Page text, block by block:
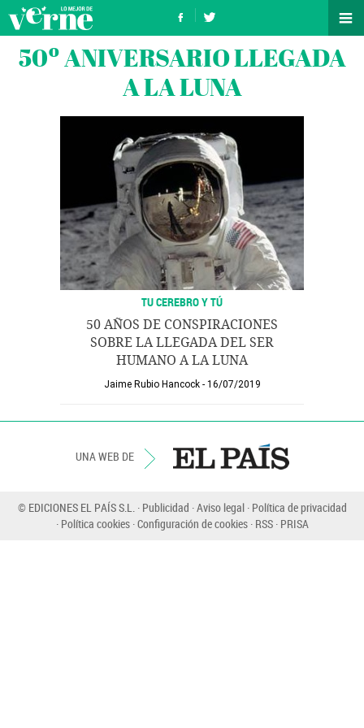
50º ANIVERSARIO LLEGADA
A LA LUNA
TU CEREBRO Y TÚ
50 AÑOS DE CONSPIRACIONES
SOBRE LA LLEGADA DEL SER
HUMANO A LA LUNA
Jaime Rubio Hancock 16/07/2019
UNA WEB DE
© EDICIONES EL PAÍS S.L. Publicidad Aviso legal Política de privacidad
Política cookies Configuración de cookies RSS PRISA